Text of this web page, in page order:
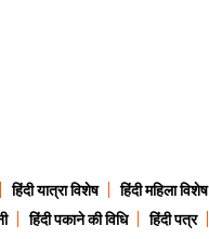
हिंदी यात्रा विशेष
हिंदी महिला विशेष
हिंदी पकाने की विधि
हिंदी पत्र